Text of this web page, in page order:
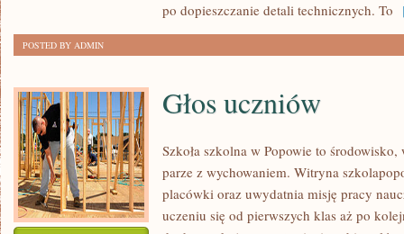
po dopieszczanie detali technicznych. To
POSTED BY ADMIN
Głos uczniów
Szkoła szkolna w Popowie to
parze z wychowaniem. Witryna
placówki oraz uwydatnia misję pracy
uczeniu się od pierwszych klas aż po